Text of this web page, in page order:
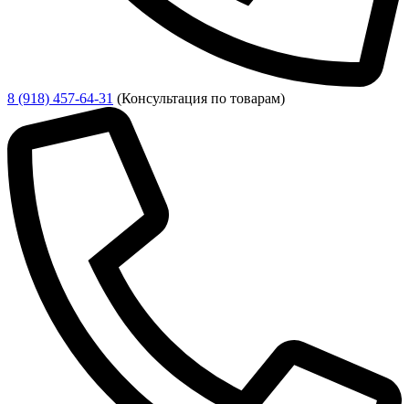
8 (918) 457-64-31 (Консультация по товарам)